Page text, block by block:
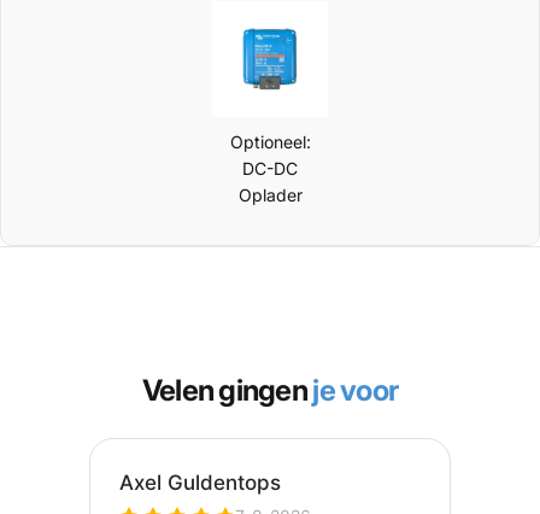
Optioneel:
DC-DC
Oplader
Velen gingenje voor